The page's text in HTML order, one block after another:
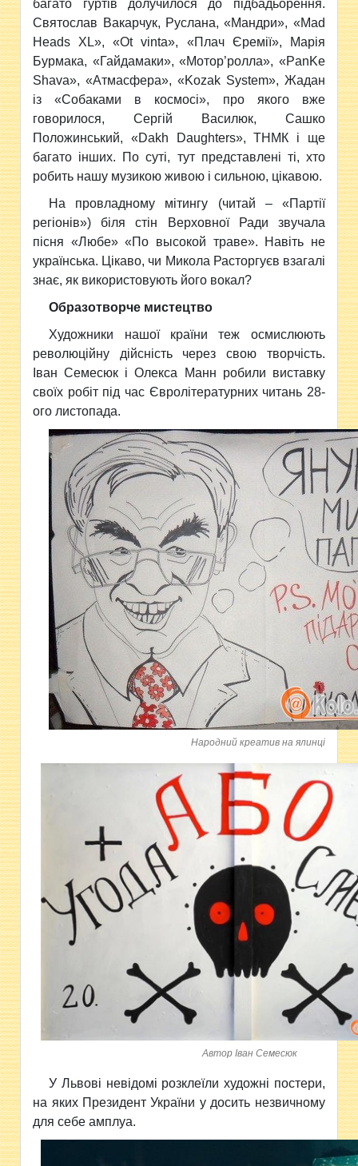
багато гуртів долучилося до підбадьорення.
Святослав Вакарчук, Руслана, «Мандри», «Mad
Heads XL», «Ot vinta», «Плач Єремії», Марія
Бурмака, «Гайдамаки», «Мотор’ролла», «PanKe
Shava», «Атмасфера», «Kozak System», Жадан
із «Собаками в космосі», про якого вже
говорилося, Сергій Василюк, Сашко
Положинський, «Dakh Daughters», ТНМК і ще
багато інших. По суті, тут представлені ті, хто
робить нашу музикою живою і сильною, цікавою.
На провладному мітингу (читай – «Партії
регіонів») біля стін Верховної Ради звучала
пісня «Любе» «По высокой траве». Навіть не
українська. Цікаво, чи Микола Расторгуєв взагалі
знає, як використовують його вокал?
Образотворче мистецтво
Художники нашої країни теж осмислюють
революційну дійсність через свою творчість.
Іван Семесюк і Олекса Манн робили виставку
своїх робіт під час Євролітературних читань 28-
ого листопада.
Народний креатив на ялинці
Автор Іван Семесюк
У Львові невідомі розклеїли художні постери,
на яких Президент України у досить незвичному
для себе амплуа.